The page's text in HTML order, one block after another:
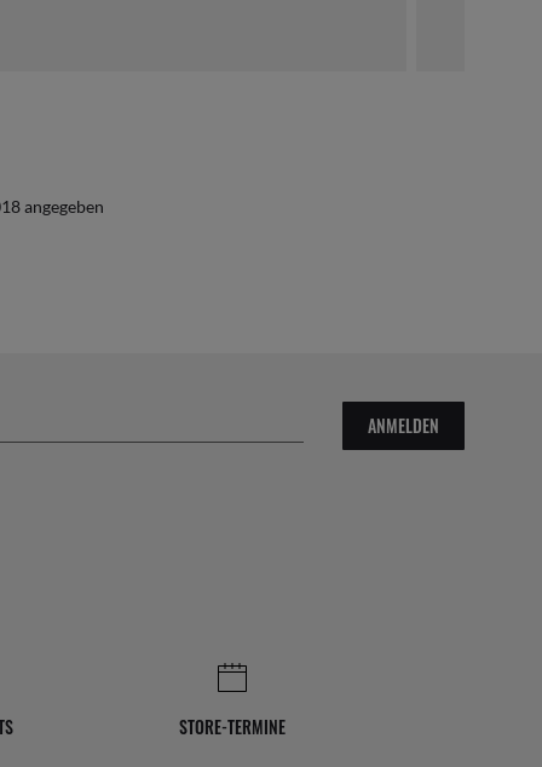
angegeben
ANMELDEN
STORE-TERMINE